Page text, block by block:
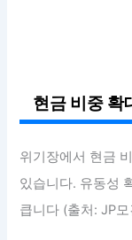
현금 비중 확
위기장에서 현금
있습니다. 유동성
큽니다 (출처: JP